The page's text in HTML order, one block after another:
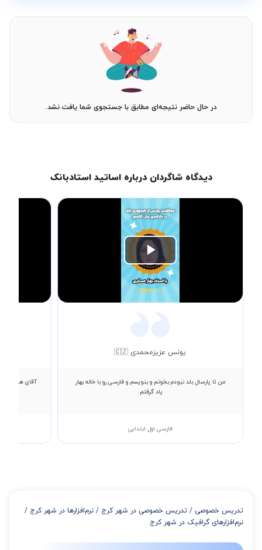
در حال حاضر نتیجه‌ای مطابق با جستجوی شما یافت نشد.
دیدگاه شاگردان درباره اساتید استادبانک
Play
Video
یونس عزیزمحمدی 🇨🇿
من تا پارسال بلد نبودم بخونم و بنویسم و فارسی رو با خاله بهار
یاد گرفتم.
فارسی اول ابتدایی
آقای هنرزاد
تدریس خصوصی / تدریس خصوصی در شهر کرج / نرم‌افزارها در شهر کرج /
نرم‌افزارهای گرافیک در شهر کرج